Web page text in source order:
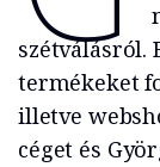
szétválásról.
termékeket
illetve
céget és